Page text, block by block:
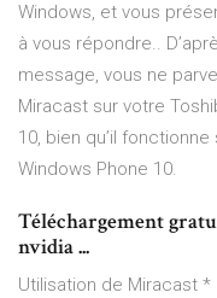
Windows, et vous
à vous répondre..
message, vous ne
Miracast sur votre
10, bien qu’il
Windows Phone 10.
Téléchargement
nvidia ...
Utilisation de Miracast